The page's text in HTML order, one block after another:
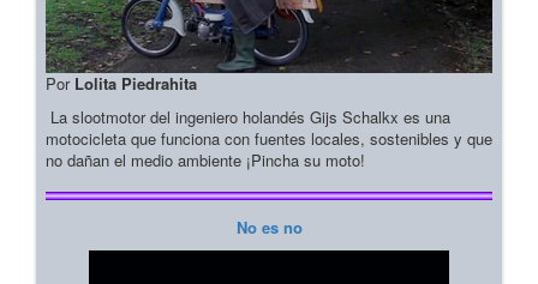
Por Lolita Piedrahita
La slootmotor del ingeniero holandés Gijs Schalkx es una
motocicleta que funciona con fuentes locales, sostenibles y que
no dañan el medio ambiente ¡Pincha su moto!
No es no